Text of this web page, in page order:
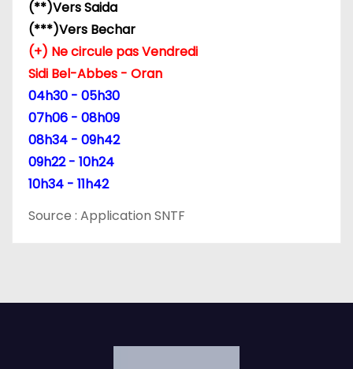
t
c
e
(**)Vers Saida
(***)Vers Bechar
(+) Ne circule pas Vendredi
Sidi Bel-Abbes - Oran
04h30 - 05h30
07h06 - 08h09
08h34 - 09h42
09h22 - 10h24
10h34 - 11h42
Source : Application SNTF